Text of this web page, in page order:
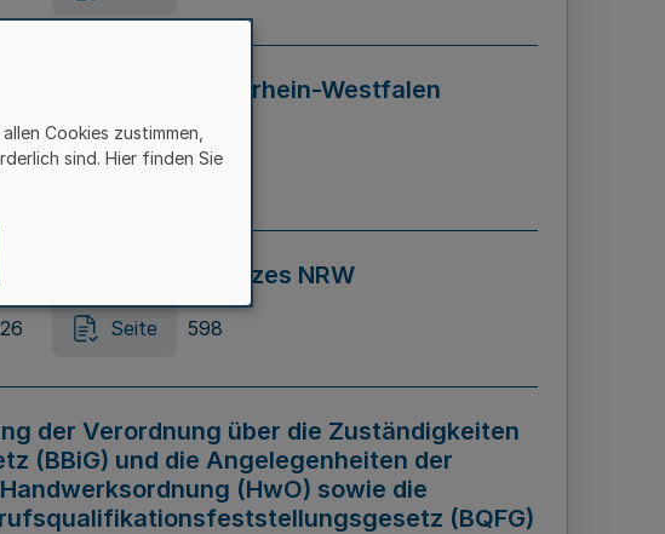
in Nordrhein-Westfalen
– LADG NRW)
Seite 595
Casinospiel Gesetzes NRW
Seite 598
der Verordnung über die Zuständigkeiten
(BBiG) und die Angelegenheiten der
(HwO) sowie die
(BQFG)
Cookies zustimmen,
sind. Hier finden Sie